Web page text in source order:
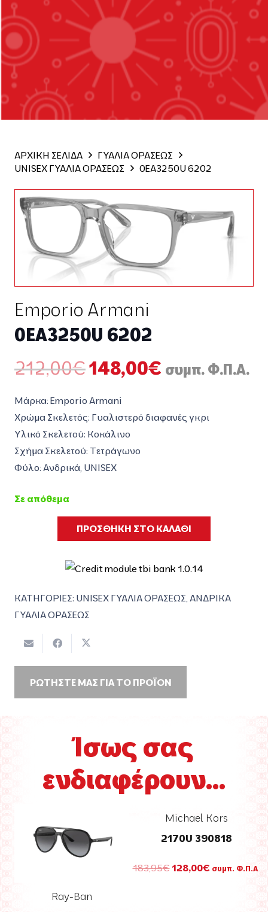
ΑΡΧΙΚΗ ΣΕΛΙΔΑ
ΓΥΑΛΙΑ ΟΡΑΣΕΩΣ
UNISEX ΓΥΑΛΙΑ ΟΡΑΣΕΩΣ
0EA3250U 6202
Emporio Armani
0EA3250U 6202
212,00€Original
price
was:
212,00€.
148,00€ Η
τρέχουσα
είναι:
συμπ. Φ.Π.Α.
Μάρκα: Emporio Armani
Χρώμα Σκελετός: Γυαλιστερό διαφανές γκρι
Υλικό Σκελετού: Κοκάλινο
Σχήμα Σκελετού: Τετράγωνο
Φύλο: Ανδρικά, UNISEX
Σε απόθεμα
ΠΡΟΣΘΗΚΗ ΣΤΟ ΚΑΛΑΘΙ
ΚΑΤΗΓΟΡΙΕΣ: UNISEX ΓΥΑΛΙΑ ΟΡΑΣΕΩΣ, ΑΝΔΡΙΚΑ
ΓΥΑΛΙΑ ΟΡΑΣΕΩΣ
ΡΩΤΗΣΤΕ ΜΑΣ ΓΙΑ ΤΟ ΠΡΟΪΟΝ
Ίσως σας
ενδιαφέρουν...
Ray-Ban
Michael Kors
2170U 390818
183,95€ Original
128,00€Ησυμπ. Φ.Π.Α.